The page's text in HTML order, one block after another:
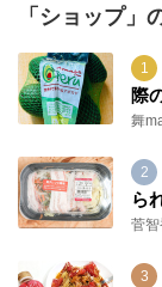
「ショップ」
際
舞
ら
菅